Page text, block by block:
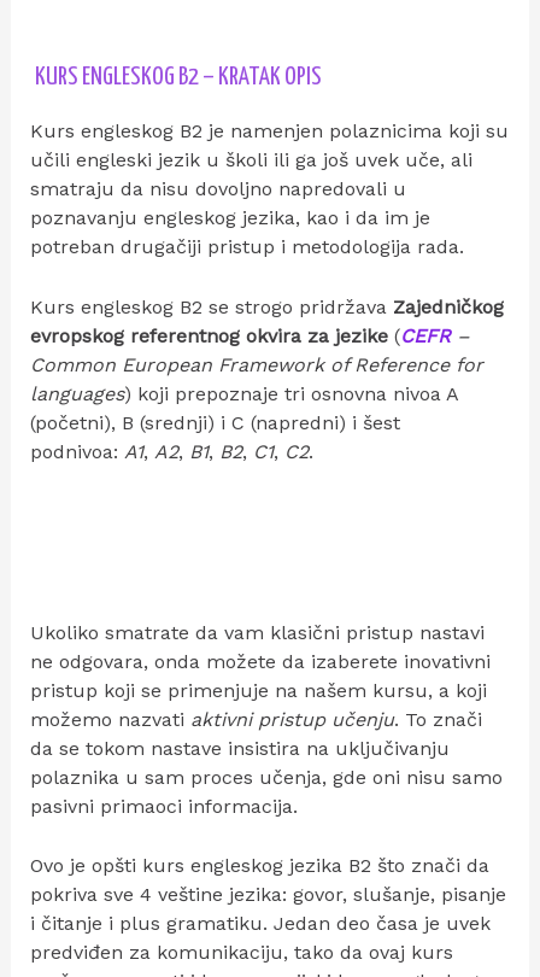
KURS ENGLESKOG B2 – KRATAK OPIS
Kurs engleskog B2 je namenjen polaznicima koji su
učili engleski jezik u školi ili ga još uvek uče, ali
smatraju da nisu dovoljno napredovali u
poznavanju engleskog jezika, kao i da im je
potreban drugačiji pristup i metodologija rada.
Kurs engleskog B2 se strogo pridržava Zajedničkog
evropskog referentnog okvira za jezike(CEFR–
Common European Framework of Reference for
languages) koji prepoznaje tri osnovna nivoa A
(početni), B (srednji) i C (napredni) i šest
podnivoa: A1, A2, B1, B2, C1, C2.
Ukoliko smatrate da vam klasični pristup nastavi
ne odgovara, onda možete da izaberete inovativni
pristup koji se primenjuje na našem kursu, a koji
možemo nazvati aktivni pristup učenju. To znači
da se tokom nastave insistira na uključivanju
polaznika u sam proces učenja, gde oni nisu samo
pasivni primaoci informacija.
Ovo je opšti kurs engleskog jezika B2 što znači da
pokriva sve 4 veštine jezika: govor, slušanje, pisanje
i čitanje i plus gramatiku. Jedan deo časa je uvek
predviđen za komunikaciju, tako da ovaj kurs